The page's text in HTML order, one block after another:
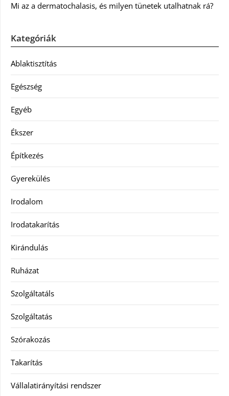
Mi az a dermatochalasis, és milyen tünetek utalhatnak rá?
Kategóriák
Ablaktisztítás
Egészség
Egyéb
Ékszer
Építkezés
Gyerekülés
Irodalom
Irodatakarítás
Kirándulás
Ruházat
Szolgáltatáls
Szolgáltatás
Szórakozás
Takarítás
Vállalatirányítási rendszer